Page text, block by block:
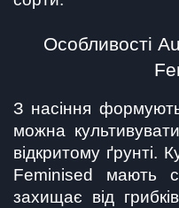
Особливості
З насіння
можна
відкритому ґрунті.
Feminised мають
захищає від